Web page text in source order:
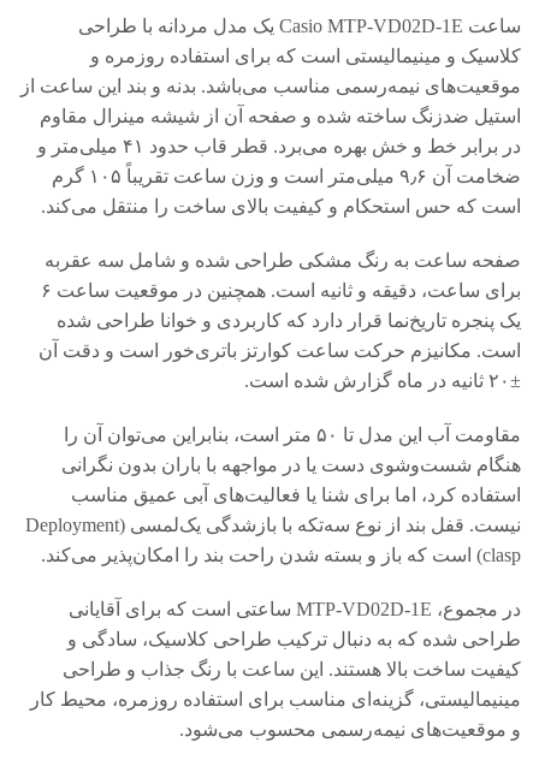
ساعت Casio MTP-VD02D-1E یک مدل مردانه با طراحی
کلاسیک و مینیمالیستی است که برای استفاده روزمره و
موقعیت‌های نیمه‌رسمی مناسب می‌باشد. بدنه و بند این ساعت از
استیل ضدزنگ ساخته شده و صفحه آن از شیشه مینرال مقاوم
در برابر خط و خش بهره می‌برد. قطر قاب حدود ۴۱ میلی‌متر و
ضخامت آن ۹٫۶ میلی‌متر است و وزن ساعت تقریباً ۱۰۵ گرم
است که حس استحکام و کیفیت بالای ساخت را منتقل می‌کند.
صفحه ساعت به رنگ مشکی طراحی شده و شامل سه عقربه
برای ساعت، دقیقه و ثانیه است. همچنین در موقعیت ساعت ۶
یک پنجره تاریخ‌نما قرار دارد که کاربردی و خوانا طراحی شده
است. مکانیزم حرکت ساعت کوارتز باتری‌خور است و دقت آن
±۲۰ ثانیه در ماه گزارش شده است.
مقاومت آب این مدل تا ۵۰ متر است، بنابراین می‌توان آن را
هنگام شست‌وشوی دست یا در مواجهه با باران بدون نگرانی
استفاده کرد، اما برای شنا یا فعالیت‌های آبی عمیق مناسب
نیست. قفل بند از نوع سه‌تکه با بازشدگی یک‌لمسی (Deployment
clasp) است که باز و بسته شدن راحت بند را امکان‌پذیر می‌کند.
در مجموع، MTP-VD02D-1E ساعتی است که برای آقایانی
طراحی شده که به دنبال ترکیب طراحی کلاسیک، سادگی و
کیفیت ساخت بالا هستند. این ساعت با رنگ جذاب و طراحی
مینیمالیستی، گزینه‌ای مناسب برای استفاده روزمره، محیط کار
و موقعیت‌های نیمه‌رسمی محسوب می‌شود.